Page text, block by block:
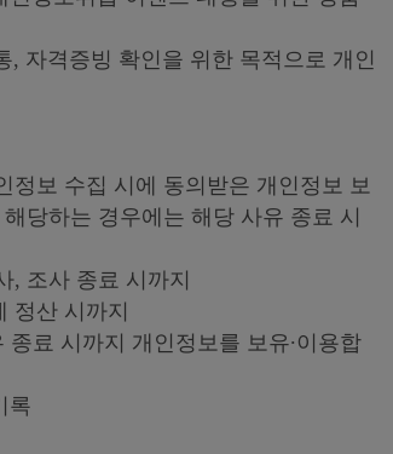
자격증빙 확인을 위한 목적으로 개인
정보 수집 시에 동의받은 개인정보 보
당하는 경우에는 해당 사유 종료 시
조사 종료 시까지
산 시까지
료 시까지 개인정보를 보유∙이용합
록